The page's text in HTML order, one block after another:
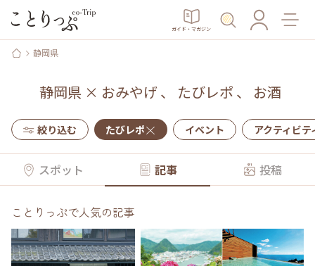
ガイド・マガジン
静岡県
静岡県 × おみやげ 、 たびレポ 、 お酒
絞り込む たびレポ イベント アクティビテ
スポット 記事 投稿
ことりっぷで人気の記事